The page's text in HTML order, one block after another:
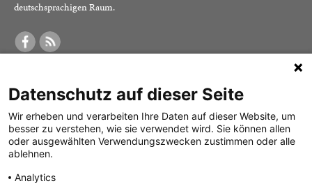
deutschsprachigen Raum.
Was ist der Merkur?
Herausgeber /
Redaktion
Verlag
Alle Abos im Überblick
Print-Abo
Digital-Abo
Impressum
Datenschutz
Mediadaten
Datenschutz auf dieser Seite
Wir erheben und verarbeiten Ihre Daten auf dieser Website, um
besser zu verstehen, wie sie verwendet wird. Sie können allen
oder ausgewählten Verwendungszwecken zustimmen oder alle
ablehnen.
Analytics